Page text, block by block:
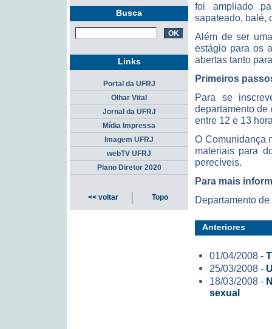
foi ampliado
sapateado, balé,
Além de ser
estágio para os
abertas tanto
Primeiros
Para se
departamento de
entre 12 e 13
O Comunidança
materiais para
perecíveis.
Para mais
Departamento
Anteriores
01/04/2008 -
25/03/2008 -
18/03/2008 -
sexual
Busca
Links
Portal da UFRJ
Olhar Vital
Jornal da UFRJ
Mídia Impressa
Imagem UFRJ
webTV UFRJ
Plano Diretor 2020
<< voltar Topo